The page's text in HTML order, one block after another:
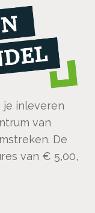
je inleveren
van
De
van € 5,00,